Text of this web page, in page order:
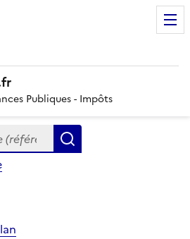
Publiques - Impôts
mots clés, partie du